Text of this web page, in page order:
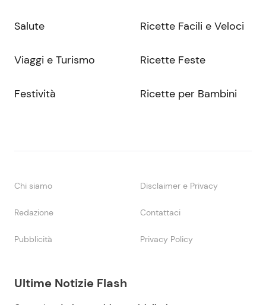
Ultime Notizie Flash
Salute
Viaggi e Turismo
Festività
Ricette Facili e Veloci
Ricette Feste
Ricette per Bambini
Chi siamo Disclaimer e Privacy
Redazione Contattaci
Pubblicità Privacy Policy